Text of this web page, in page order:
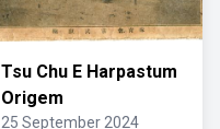
Tsu Chu E Harpastum
Origem
25 September 2024